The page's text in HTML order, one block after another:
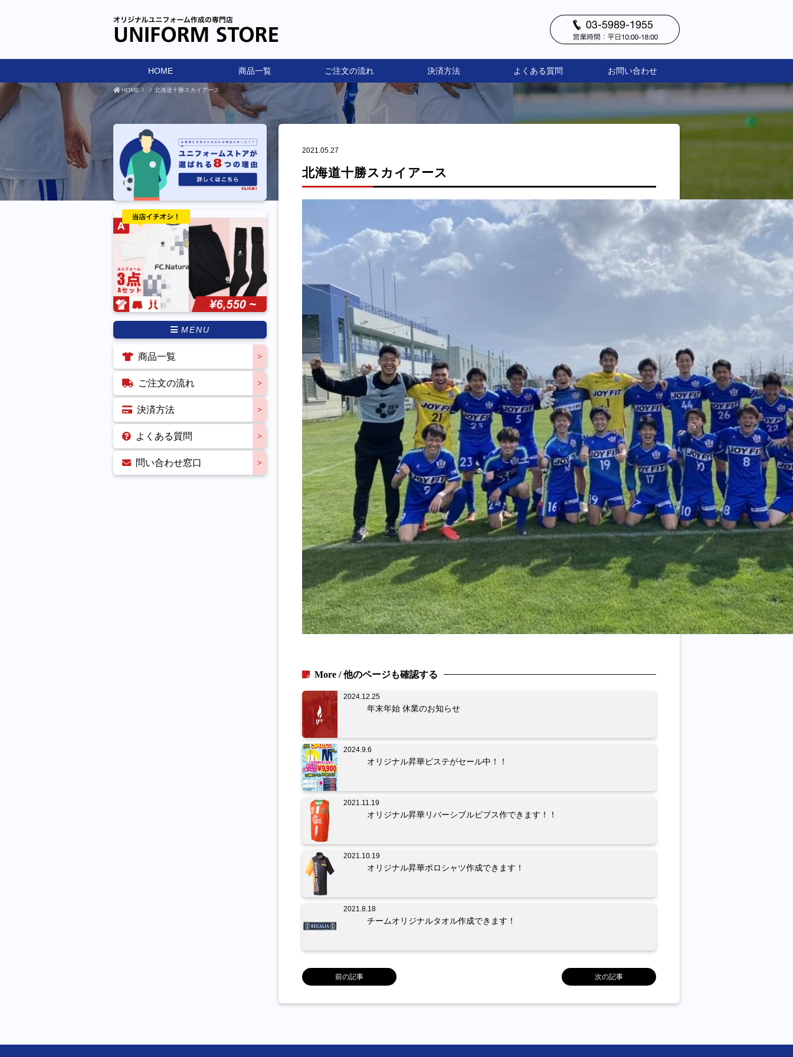
HOME 商品一覧 ご注文の流れ 決済方法 よくある質問 お問い合わせ
HOME 北海道十勝スカイアース
2021.05.27
北海道十勝スカイアース
More / 他のページも確認する
2024.12.25
年末年始 休業のお知らせ
2024.9.6
オリジナル昇華ピステがセール中！！
2021.11.19
オリジナル昇華リバーシブルビブス作できます！！
2021.10.19
オリジナル昇華ポロシャツ作成できます！
2021.8.18
チームオリジナルタオル作成できます！
前の記事 次の記事
MENU
商品一覧
ご注文の流れ
決済方法
よくある質問
問い合わせ窓口